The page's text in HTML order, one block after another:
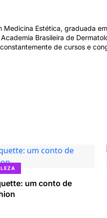
Medicina Estética, graduada
Brasileira de
de cursos e
um conto de